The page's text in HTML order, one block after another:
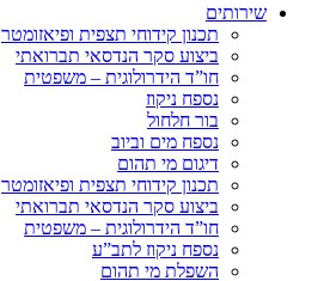
שירותים
תכנון קידוחי תצפית ופיאזומטר
ביצוע סקר הנדסאי תברואתי
חו”ד הידרולוגית – משפטית
נספח ניקוז
בור חלחול
נספח מים וביוב
דיגום מי תהום
תכנון קידוחי תצפית ופיאזומטר
ביצוע סקר הנדסאי תברואתי
חו”ד הידרולוגית – משפטית
נספח ניקוז לתב”ע
השפלת מי תהום